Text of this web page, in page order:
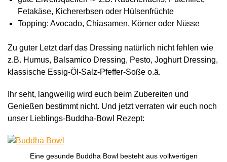
Fetakäse, Kichererbsen oder Hülsenfrüchte
Topping: Avocado, Chiasamen, Körner oder Nüsse
Zu guter Letzt darf das Dressing natürlich nicht fehlen wie
z.B. Humus, Balsamico Dressing, Pesto, Joghurt Dressing,
klassische Essig-Öl-Salz-Pfeffer-Soße o.ä.
Ihr seht, langweilig wird euch beim Zubereiten und
Genießen bestimmt nicht. Und jetzt verraten wir euch noch
unser Lieblings-Buddha-Bowl Rezept:
Eine gesunde Buddha Bowl besteht aus vollwertigen